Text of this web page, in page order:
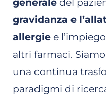
gravidanza e
allergie e
altri farmaci.
una continua
paradigmi di